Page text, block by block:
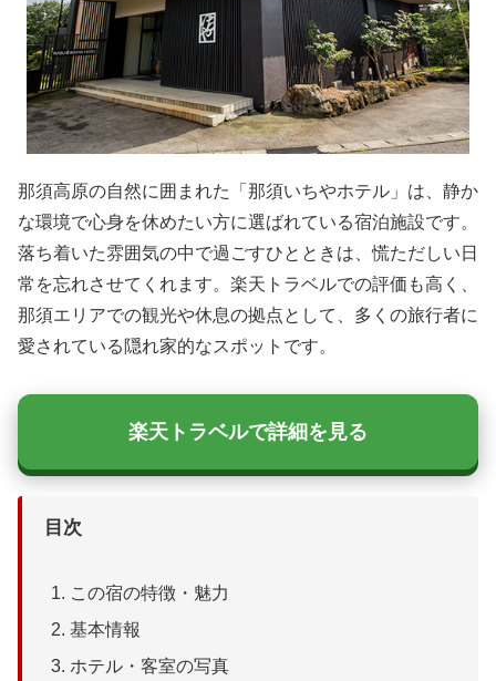
那須高原の自然に囲まれた「那須いちやホテル」は、静か
な環境で心身を休めたい方に選ばれている宿泊施設です。
落ち着いた雰囲気の中で過ごすひとときは、慌ただしい日
常を忘れさせてくれます。楽天トラベルでの評価も高く、
那須エリアでの観光や休息の拠点として、多くの旅行者に
愛されている隠れ家的なスポットです。
楽天トラベルで詳細を見る
目次
この宿の特徴・魅力
基本情報
ホテル・客室の写真